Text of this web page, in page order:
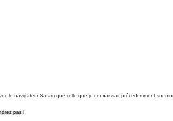
le navigateur Safari) que celle que je connaissait précédemment sur